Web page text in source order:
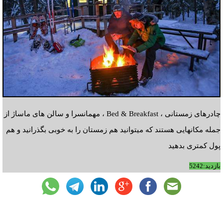
چادرهای زمستانی ، Bed & Breakfast ، مهمانسرا و سالن های ماساژ از
جمله مکانهایی هستند که میتوانید هم زمستان را به خوبی بگذرانید و هم
پول کمتری بدهید
بازدید:5242